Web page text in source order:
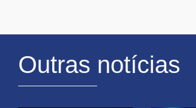
Outras notícias